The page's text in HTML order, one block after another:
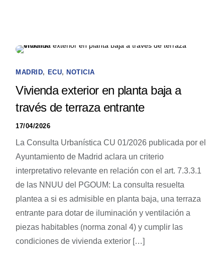
MADRID, ECU, NOTICIA
Vivienda exterior en planta baja a
través de terraza entrante
17/04/2026
La Consulta Urbanística CU 01/2026 publicada por el
Ayuntamiento de Madrid aclara un criterio
interpretativo relevante en relación con el art. 7.3.3.1
de las NNUU del PGOUM: La consulta resuelta
plantea a si es admisible en planta baja, una terraza
entrante para dotar de iluminación y ventilación a
piezas habitables (norma zonal 4) y cumplir las
condiciones de vivienda exterior […]